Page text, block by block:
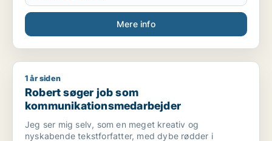
Mere info
Robert søger job som kommunikationsmedarbejder
1 år siden
Robert søger job som
kommunikationsmedarbejder
Jeg ser mig selv, som en meget kreativ og
nyskabende tekstforfatter, med dybe rødder i